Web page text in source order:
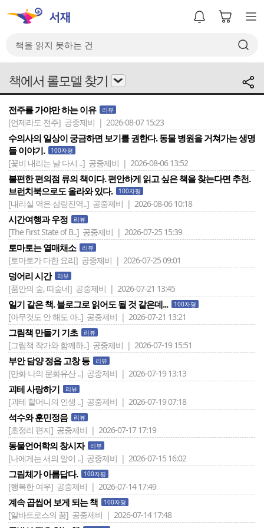
책에서 롤모델 찾기
전주를 가야만 하는 이유 리뷰
[언제라도 전주] 공중제비 | 2026-08-07 15:23
수의사의 일상이 궁금하면 보기를 권한다. 동물 병원을 거쳐가는 생명
들 이야기.
100자평
[꽃비 내리는 날 다시 ..] 공중제비 | 2026-08-06 13:52
불편한 편의점 류의 책이다. 편안하게 읽고 싶은 책을 찾는다면 추천.
브런치북으로도 올라와 있다.
100자평
[내리실 역은 삼랑진역..] 공중제비 | 2026-08-06 10:18
시간여행과 우정 리뷰
[The First State of B..] 공중제비 | 2026-07-25 15:39
토마토는 열매채소 리뷰
[토마토가 다한 요리] 공중제비 | 2026-07-25 09:01
덩어리 시간 리뷰
[품안의 숲, 따숲네] 공중제비 | 2026-07-21 13:45
일기 같은 책. 블로그로 읽어도 될 것 같은데... 100자평
[아무것도 안 해도 아..] 공중제비 | 2026-07-21 13:21
그림책 만들기 기초 리뷰
[그림책 작가와 함께하..] 공중제비 | 2026-07-19 15:51
부안 담양 정읍 고창 등 리뷰
[만화 나의 문화유산 ..] 공중제비 | 2026-07-19 13:13
괴테 사랑하기 리뷰
[괴테 할머니의 인생 ..] 공중제비 | 2026-07-19 07:18
석수와 훈민정음 리뷰
[초정리 편지] 공중제비 | 2026-07-17 17:19
동물언어학의 창시자 리뷰
[나에게는 새의 말이 ..] 공중제비 | 2026-07-15 16:02
그림체가 아름답다. 100자평
[행복한 여우] 공중제비 | 2026-07-14 17:49
계속 곱씹어 보게 되는 책 100자평
[알바트로스의 꿈] 공중제비 | 2026-07-14 17:48